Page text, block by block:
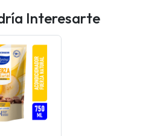
Interesarte